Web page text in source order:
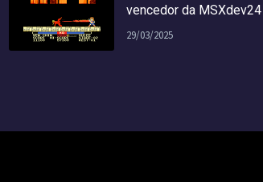
vencedor da MSXdev24
29/03/2025